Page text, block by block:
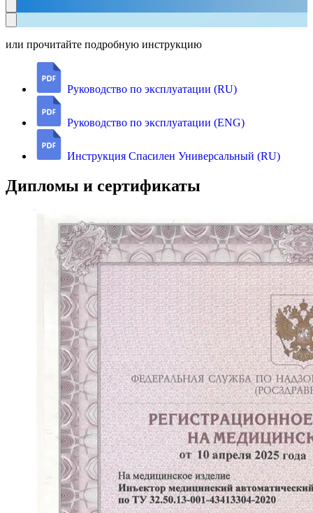
или прочитайте подробную инструкцию
Руководство по эксплуатации (RU)
Руководство по эксплуатации (ENG)
Инструкция Спасилен Универсальный (RU)
Дипломы и сертификаты